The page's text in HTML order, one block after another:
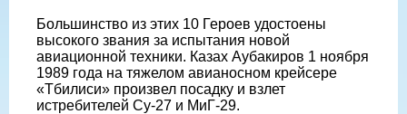
Большинство из этих 10 Героев удостоены
высокого звания за испытания новой
авиационной техники. Казах Аубакиров 1 ноября
1989 года на тяжелом авианосном крейсере
«Тбилиси» произвел посадку и взлет
истребителей Су-27 и МиГ-29.